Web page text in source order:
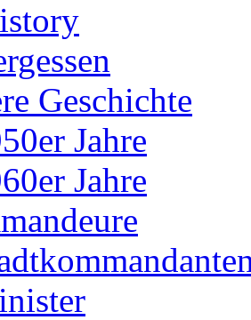
Geschichte
Jahre
Jahre